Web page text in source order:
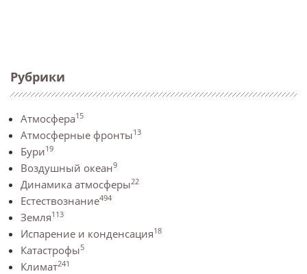
Рубрики
Атмосфера15
Атмосферные фронты13
Бури19
Воздушный океан9
Динамика атмосферы22
Естествознание494
Земля113
Испарение и конденсация18
Катастрофы5
Климат241